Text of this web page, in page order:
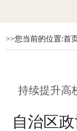
>>您当前的位置:首
持续提升高
自治区